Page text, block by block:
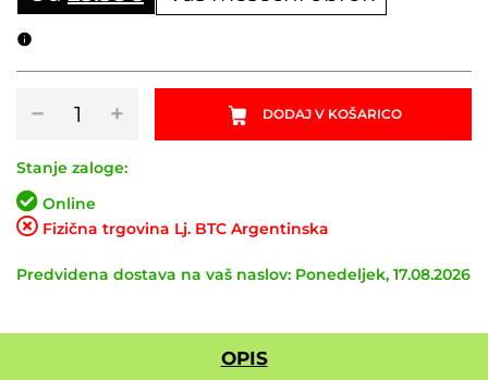
−
obročnikov
Silverton
1.0S
30mm
29”
+ DODAJ V KOŠARICO
Stanje zaloge:
Online
Fizična trgovina Lj. BTC Argentinska
Predvidena dostava na vaš naslov: Ponedeljek, 17.08.2026
OPIS